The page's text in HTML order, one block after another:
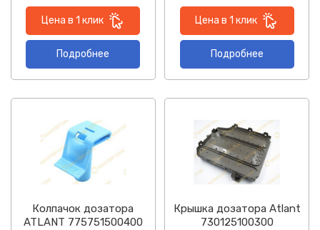
Цена в 1 клик
Подробнее
Цена в 1 клик
Подробнее
Колпачок дозатора
ATLANT 775751500400
Крышка дозатора Atlant
730125100300